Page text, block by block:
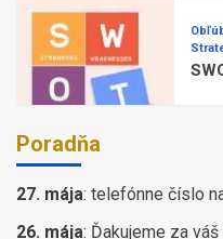
Poradňa
27. mája: telefónne číslo
26. mája: Ďakujeme za